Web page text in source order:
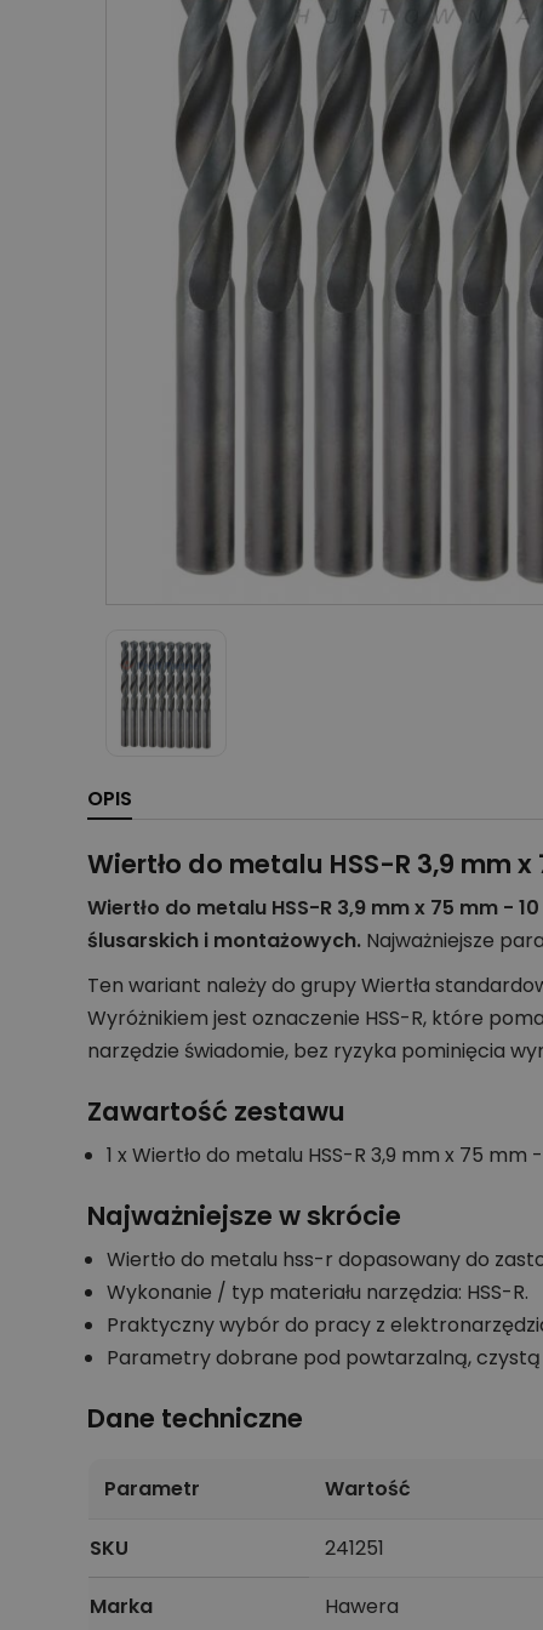
OPIS
Wiertło do metalu HSS-R 3,9 mm x
Wiertło do metalu HSS-R 3,9 mm x 75 mm -
ślusarskich i montażowych. Najważniejsze
Ten wariant należy do grupy Wiertła
Wyróżnikiem jest oznaczenie HSS-R, które
narzędzie świadomie, bez ryzyka pominięcia
Zawartość zestawu
1 x Wiertło do metalu HSS-R 3,9 mm x 75 mm -
Najważniejsze w skrócie
Wiertło do metalu hss-r dopasowany do
Wykonanie / typ materiału narzędzia: HSS-R.
Praktyczny wybór do pracy z
Parametry dobrane pod powtarzalną,
Dane techniczne
Parametr Wartość
SKU 241251
Marka Hawera